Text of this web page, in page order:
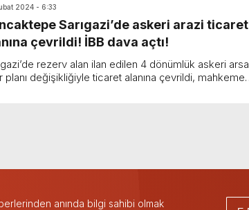
2024 - 6:33
Sarıgazi’de askeri arazi ticaret
çevrildi! İBB dava açtı!
rezerv alan ilan edilen 4 dönümlük askeri arsa
planı değişikliğiyle ticaret alanına çevrildi, mahkeme
anında bilgi sahibi olmak